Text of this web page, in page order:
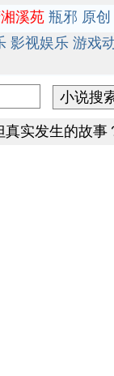
溪苑 瓶邪 原创
影视娱乐 游戏
真实发生的故事